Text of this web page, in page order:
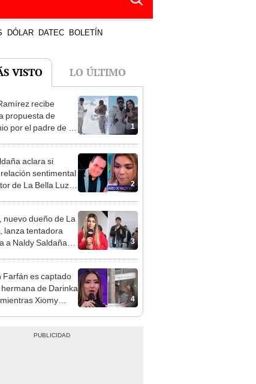
DÓLAR DATEC BOLETÍN
VISTO LO ÚLTIMO
1
recibe
propuesta de
por el padre de su
2
aclara si
sentimental
de La Bella Luz
3
nuevo dueño de La
lanza tentadora
a Naldy Saldaña
4
Farfán es captado
hermana de Darinka
Xiomy